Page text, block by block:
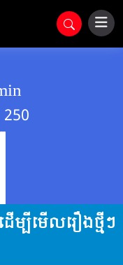
ម្បីមើលរឿងថ្មីៗ